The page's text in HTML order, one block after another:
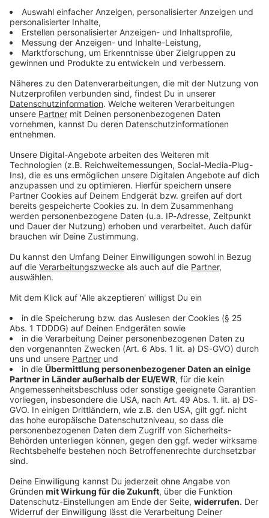
Zum Newsletter anmelden
Du möchtest uns etwas sagen?
Kontaktformular
Sprachnachricht
© dpa-infocom, dpa:260513-930-76983/1
DAS KÖNNTE DICH AUCH INTERESSIEREN
Bayern
«Brauchen Geduld»
Trotz starker Fan-Unterstützung verpasst 1860